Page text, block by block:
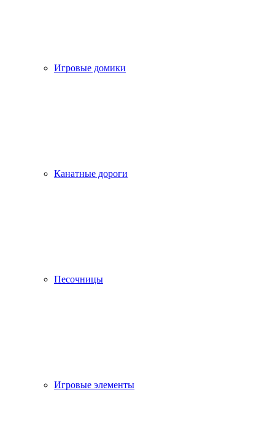
Игровые домики
Канатные дороги
Песочницы
Игровые элементы